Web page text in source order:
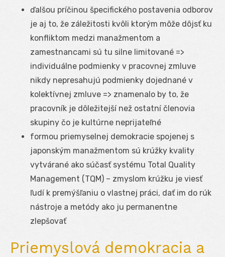
ďalšou príčinou špecifického postavenia odborov
je aj to, že záležitosti kvôli ktorým môže dôjsť ku
konfliktom medzi manažmentom a
zamestnancami sú tu silne limitované =>
individuálne podmienky v pracovnej zmluve
nikdy nepresahujú podmienky dojednané v
kolektívnej zmluve => znamenalo by to, že
pracovník je dôležitejší než ostatní členovia
skupiny čo je kultúrne neprijateľné
formou priemyselnej demokracie spojenej s
japonským manažmentom sú krúžky kvality
vytvárané ako súčasť systému Total Quality
Management (TQM) – zmyslom krúžku je viesť
ľudí k premýšľaniu o vlastnej práci, dať im do rúk
nástroje a metódy ako ju permanentne
zlepšovať
Priemyslová demokracia a